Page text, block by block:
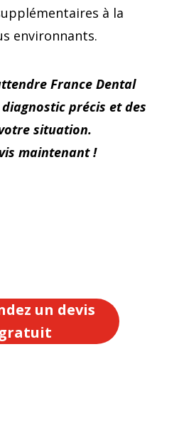
à la
environnants.
France Dental
précis et des
situation.
maintenant !
un devis
gratuit